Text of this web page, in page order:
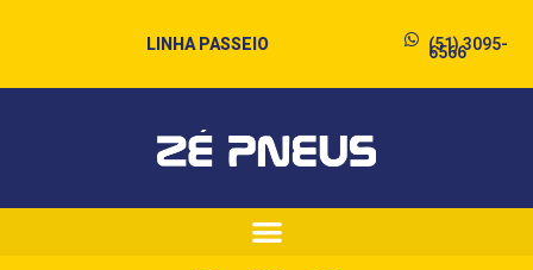
LINHA PASSEIO (51) 3095-
6566